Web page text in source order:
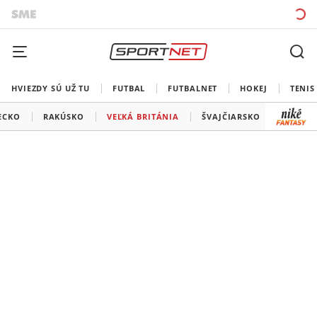
HVIEZDY SÚ UŽ TU FUTBAL FUTBALNET HOKEJ TENIS
RAKÚSKO VEĽKÁ BRITÁNIA ŠVAJČIARSKO USA